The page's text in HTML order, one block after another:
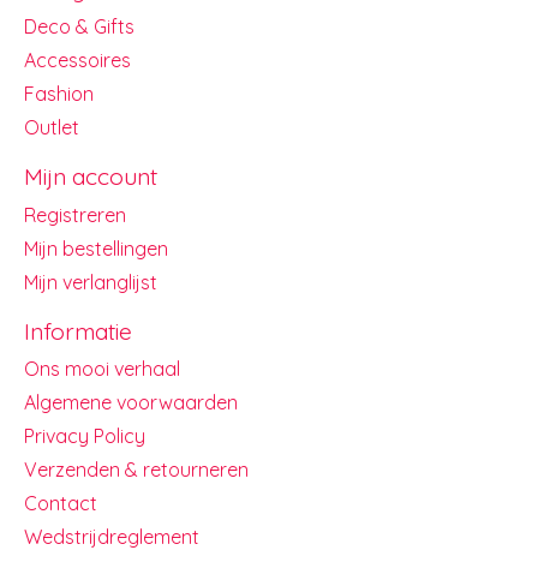
Deco & Gifts
Accessoires
Fashion
Outlet
Mijn account
Registreren
Mijn bestellingen
Mijn verlanglijst
Informatie
Ons mooi verhaal
Algemene voorwaarden
Privacy Policy
Verzenden & retourneren
Contact
Wedstrijdreglement